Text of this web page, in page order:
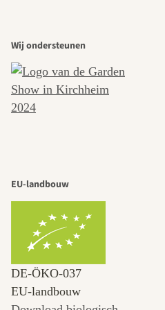
Wij ondersteunen
EU-landbouw
DE‑ÖKO‑037
EU-landbouw